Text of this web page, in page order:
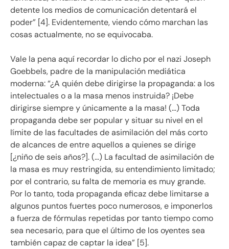
detente los medios de comunicación detentará el
poder” [4]. Evidentemente, viendo cómo marchan las
cosas actualmente, no se equivocaba.
Vale la pena aquí recordar lo dicho por el nazi Joseph
Goebbels, padre de la manipulación mediática
moderna: “¿A quién debe dirigirse la propaganda: a los
intelectuales o a la masa menos instruida? ¡Debe
dirigirse siempre y únicamente a la masa! (…) Toda
propaganda debe ser popular y situar su nivel en el
límite de las facultades de asimilación del más corto
de alcances de entre aquellos a quienes se dirige
[¿niño de seis años?]. (…) La facultad de asimilación de
la masa es muy restringida, su entendimiento limitado;
por el contrario, su falta de memoria es muy grande.
Por lo tanto, toda propaganda eficaz debe limitarse a
algunos puntos fuertes poco numerosos, e imponerlos
a fuerza de fórmulas repetidas por tanto tiempo como
sea necesario, para que el último de los oyentes sea
también capaz de captar la idea” [5].